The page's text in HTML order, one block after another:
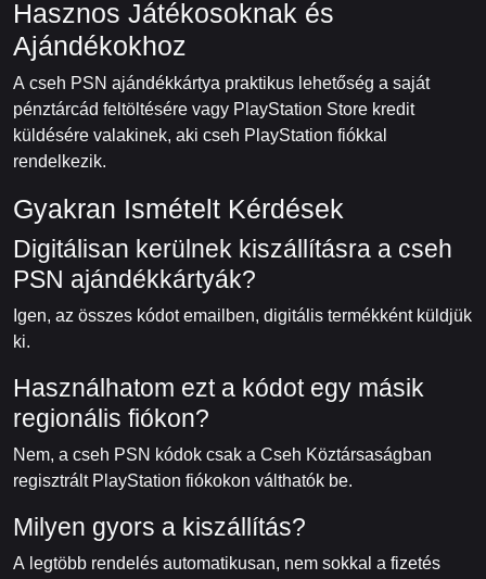
Hasznos Játékosoknak és
Ajándékokhoz
A cseh PSN ajándékkártya praktikus lehetőség a saját
pénztárcád feltöltésére vagy PlayStation Store kredit
küldésére valakinek, aki cseh PlayStation fiókkal
rendelkezik.
Gyakran Ismételt Kérdések
Digitálisan kerülnek kiszállításra a cseh
PSN ajándékkártyák?
Igen, az összes kódot emailben, digitális termékként küldjük
ki.
Használhatom ezt a kódot egy másik
regionális fiókon?
Nem, a cseh PSN kódok csak a Cseh Köztársaságban
regisztrált PlayStation fiókokon válthatók be.
Milyen gyors a kiszállítás?
A legtöbb rendelés automatikusan, nem sokkal a fizetés